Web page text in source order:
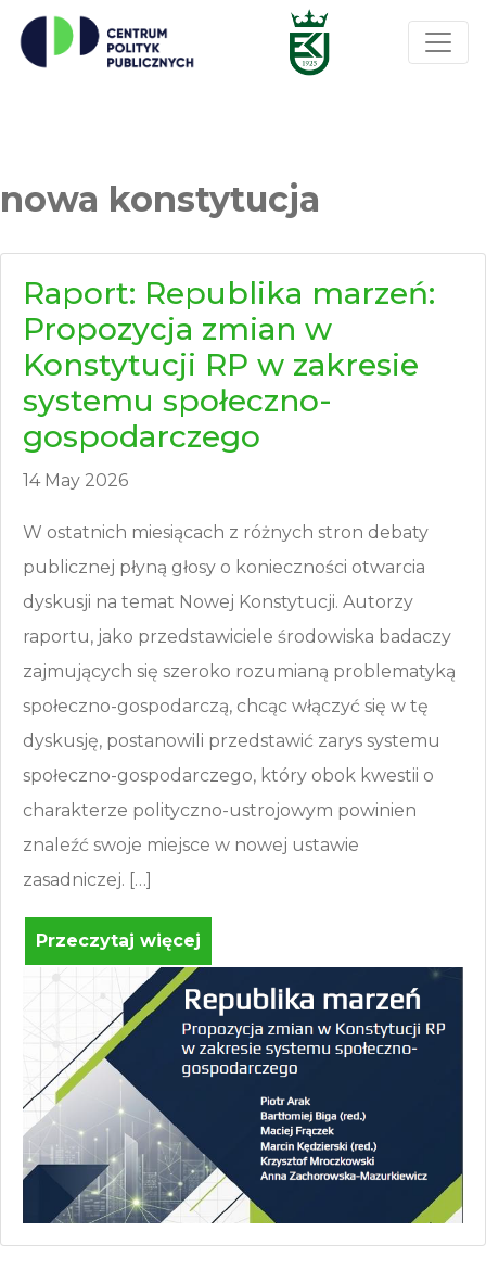
nowa konstytucja
Raport: Republika marzeń:
Propozycja zmian w
Konstytucji RP w zakresie
systemu społeczno-
gospodarczego
14 May 2026
W ostatnich miesiącach z różnych stron debaty
publicznej płyną głosy o konieczności otwarcia
dyskusji na temat Nowej Konstytucji. Autorzy
raportu, jako przedstawiciele środowiska badaczy
zajmujących się szeroko rozumianą problematyką
społeczno-gospodarczą, chcąc włączyć się w tę
dyskusję, postanowili przedstawić zarys systemu
społeczno-gospodarczego, który obok kwestii o
charakterze polityczno-ustrojowym powinien
znaleźć swoje miejsce w nowej ustawie
zasadniczej. […]
Przeczytaj więcej